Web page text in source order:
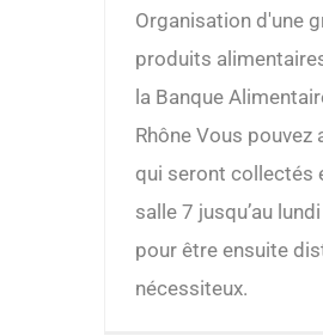
Organisation d'une
produits
la Banque
Rhône Vous
qui seront collectés
salle 7 jusqu’au
pour être ensuite
nécessiteux.